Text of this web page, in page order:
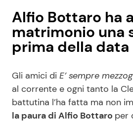
Alfio Bottaro ha
matrimonio una
prima della data
Gli amici di E’ sempre
al corrente e ogni tanto la
battutina l’ha fatta ma non
la paura di Alfio Bottaro per